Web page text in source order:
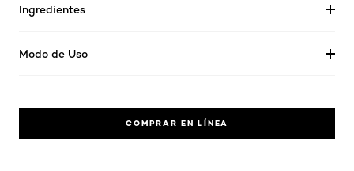
Ingredientes
Modo de Uso
COMPRAR EN LÍNEA